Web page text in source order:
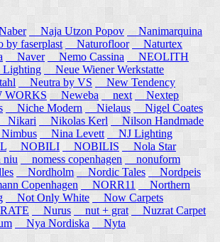
Naja Utzon Popov
Nanimarquina
by faserplast
Naturofloor
Naturtex
Naver Nemo Cassina
NEOLITH
Neue Wiener Werkstatte
Neutra by VS
New Tendency
Neweba next
Nextep
Niche Modern Nielaus
Nigel Coates
Nikari Nikolas Kerl
Nilson Handmade
Nina Levett
NJ Lighting
NOBILI NOBILIS
Nola Star
nomess copenhagen
nonuform
Nordholm Nordic Tales
Nordpeis
Copenhagen
NORR11
Northern
Not Only White
Now Carpets
Nurus nut + grat
Nuzrat Carpet
Nya Nordiska Nyta